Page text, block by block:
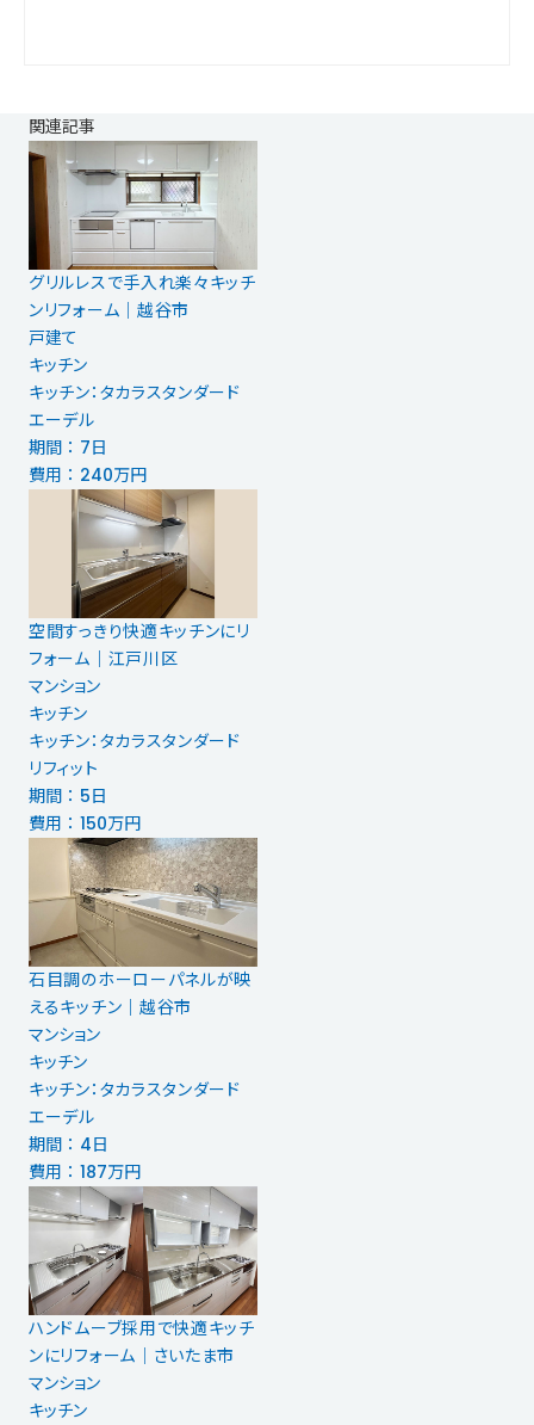
関連記事
グリルレスで手入れ楽々キッチ
ンリフォーム｜越谷市
戸建て
キッチン
キッチン：タカラスタンダード
エーデル
期間 ： 7日
費用 ： 240万円
空間すっきり快適キッチンにリ
フォーム｜江戸川区
マンション
キッチン
キッチン：タカラスタンダード
リフィット
期間 ： 5日
費用 ： 150万円
石目調のホーローパネルが映
えるキッチン｜越谷市
マンション
キッチン
キッチン：タカラスタンダード
エーデル
期間 ： 4日
費用 ： 187万円
ハンドムーブ採用で快適キッチ
ンにリフォーム│さいたま市
マンション
キッチン